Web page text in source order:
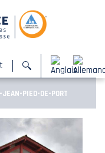
JEAN-PIED-DE-PORT